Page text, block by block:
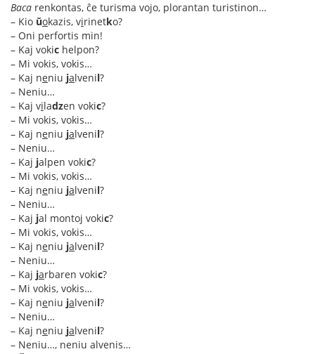
Baca renkontas, ĉe turisma vojo, plorantan turistinon…
– Kio ŭokazis, virinetko?
– Oni perfortis min!
– Kaj vokic helpon?
– Mi vokis, vokis…
– Kaj neniu jalvenil?
– Neniu…
– Kaj viladzen vokic?
– Mi vokis, vokis…
– Kaj neniu jalvenil?
– Neniu…
– Kaj jalpen vokic?
– Mi vokis, vokis…
– Kaj neniu jalvenil?
– Neniu…
– Kaj jal montoj vokic?
– Mi vokis, vokis…
– Kaj neniu jalvenil?
– Neniu…
– Kaj jarbaren vokic?
– Mi vokis, vokis…
– Kaj neniu jalvenil?
– Neniu…
– Kaj neniu jalvenil?
– Neniu…, neniu alvenis…